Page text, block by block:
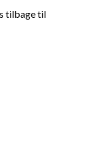
tilbage til